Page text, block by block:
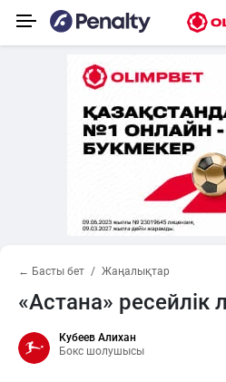
← Басты бет Жаңалықтар
«Астана» ресейлік
Кубеев Алихан
Бокс шолушысы